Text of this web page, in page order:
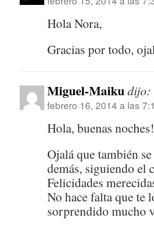
Hola Nora,
Gracias por todo,
Miguel-Maikudijo:
febrero 16, 2014 a las
Hola, buenas
Ojalá que también
demás, siguiendo el
Felicidades
No hace falta que te
sorprendido mucho